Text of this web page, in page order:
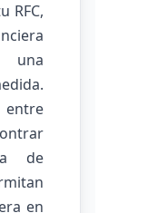
RFC,
una
entre
de
en